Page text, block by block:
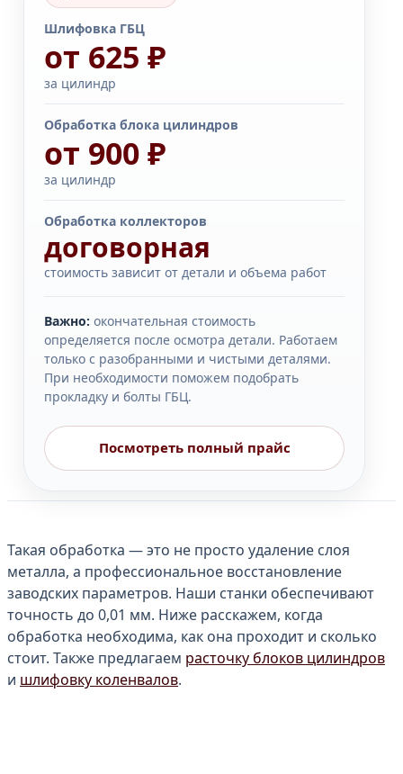
Шлифовка ГБЦ
от 625 ₽
за цилиндр
Обработка блока цилиндров
от 900 ₽
за цилиндр
Обработка коллекторов
договорная
стоимость зависит от детали и объема работ
Важно: окончательная стоимость
определяется после осмотра детали. Работаем
только с разобранными и чистыми деталями.
При необходимости поможем подобрать
прокладку и болты ГБЦ.
Посмотреть полный прайс
Такая обработка — это не просто удаление слоя
металла, а профессиональное восстановление
заводских параметров. Наши станки обеспечивают
точность до 0,01 мм. Ниже расскажем, когда
обработка необходима, как она проходит и сколько
стоит. Также предлагаем расточку блоков цилиндров
и шлифовку коленвалов.